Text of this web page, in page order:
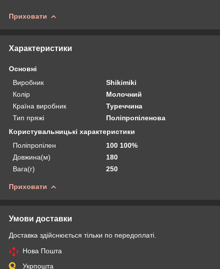
Приховати
Характеристики
Основні
Виробник
Shikimiki
Колір
Молочний
Країна виробник
Туреччина
Тип пряжі
Поліпропіленова
Користувальницькі характеристики
Поліпропілен
100 100%
Довжина(м)
180
Вага(г)
250
Приховати
Умови доставки
Доставка здійснюється тільки по передоплаті.
Нова Пошта
Укрпошта